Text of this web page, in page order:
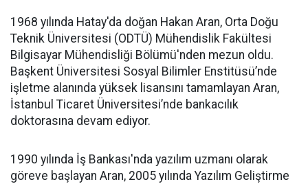
1968 yılında Hatay'da doğan Hakan Aran, Orta Doğu
Teknik Üniversitesi (ODTÜ) Mühendislik Fakültesi
Bilgisayar Mühendisliği Bölümü'nden mezun oldu.
Başkent Üniversitesi Sosyal Bilimler Enstitüsü’nde
işletme alanında yüksek lisansını tamamlayan Aran,
İstanbul Ticaret Üniversitesi’nde bankacılık
doktorasına devam ediyor.
1990 yılında İş Bankası'nda yazılım uzmanı olarak
göreve başlayan Aran, 2005 yılında Yazılım Geliştirme